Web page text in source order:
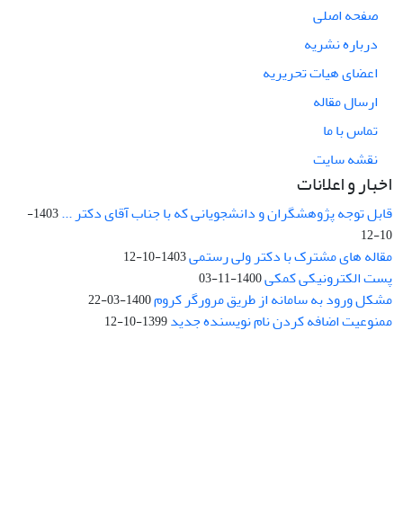
صفحه اصلی
درباره نشریه
اعضای هیات تحریریه
ارسال مقاله
تماس با ما
نقشه سایت
اخبار و اعلانات
قابل توجه پژوهشگران و دانشجویانی که با جناب آقای دکتر ...
1403-
10-12
مقاله های مشترک با دکتر ولی رستمی1403-10-12
پست الکترونیکی کمکی1400-11-03
مشکل ورود به سامانه از طریق مرورگر کروم1400-03-22
ممنوعیت اضافه کردن نام نویسنده جدید1399-10-12